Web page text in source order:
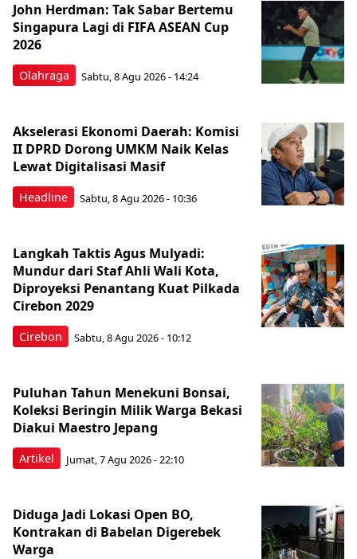
Olahraga
John Herdman: Tak Sabar Bertemu
Singapura Lagi di FIFA ASEAN Cup
2026
Sabtu, 8 Agu 2026 - 14:24
Headline
Akselerasi Ekonomi Daerah: Komisi
II DPRD Dorong UMKM Naik Kelas
Lewat Digitalisasi Masif
Sabtu, 8 Agu 2026 - 10:36
Cirebon
Langkah Taktis Agus Mulyadi:
Mundur dari Staf Ahli Wali Kota,
Diproyeksi Penantang Kuat Pilkada
Cirebon 2029
Sabtu, 8 Agu 2026 - 10:12
Artikel
Puluhan Tahun Menekuni Bonsai,
Koleksi Beringin Milik Warga Bekasi
Diakui Maestro Jepang
Jumat, 7 Agu 2026 - 22:10
Diduga Jadi Lokasi Open BO,
Kontrakan di Babelan Digerebek
Warga